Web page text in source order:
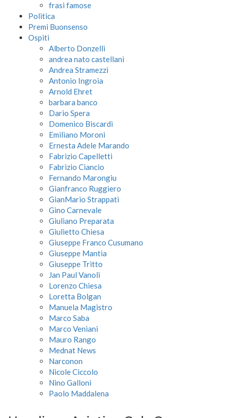
frasi famose
Politica
Premi Buonsenso
Ospiti
Alberto Donzelli
andrea nato castellani
Andrea Stramezzi
Antonio Ingroia
Arnold Ehret
barbara banco
Dario Spera
Domenico Biscardi
Emiliano Moroni
Ernesta Adele Marando
Fabrizio Capelletti
Fabrizio Ciancio
Fernando Marongiu
Gianfranco Ruggiero
GianMario Strappati
Gino Carnevale
Giuliano Preparata
Giulietto Chiesa
Giuseppe Franco Cusumano
Giuseppe Mantia
Giuseppe Tritto
Jan Paul Vanoli
Lorenzo Chiesa
Loretta Bolgan
Manuela Magistro
Marco Saba
Marco Veniani
Mauro Rango
Mednat News
Narconon
Nicole Ciccolo
Nino Galloni
Paolo Maddalena